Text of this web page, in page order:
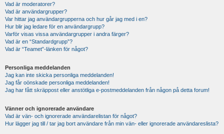
Vad är moderatorer?
Vad är användargrupper?
Var hittar jag användargrupperna och hur går jag med i en?
Hur blir jag ledare för en användargrupp?
Varför visas vissa användargrupper i andra färger?
Vad är en “Standardgrupp”?
Vad är “Teamet”-länken för något?
Personliga meddelanden
Jag kan inte skicka personliga meddelanden!
Jag får oönskade personliga meddelanden!
Jag har fått skräppost eller anstötliga e-postmeddelanden från någon på detta forum!
Vänner och ignorerade användare
Vad är vän- och ignorerade användarelistan för något?
Hur lägger jag till / tar jag bort användare från min vän- eller ignorerade användareslista?